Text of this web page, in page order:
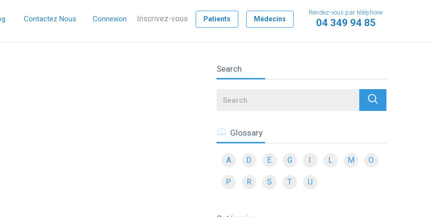
Contactez Nous Connexion Inscrivez-vous Patients Médecins
Rendez-vous par téléphone
04 349 94 85
Search
Search
Glossary
A D E G I L M O
P R S T U